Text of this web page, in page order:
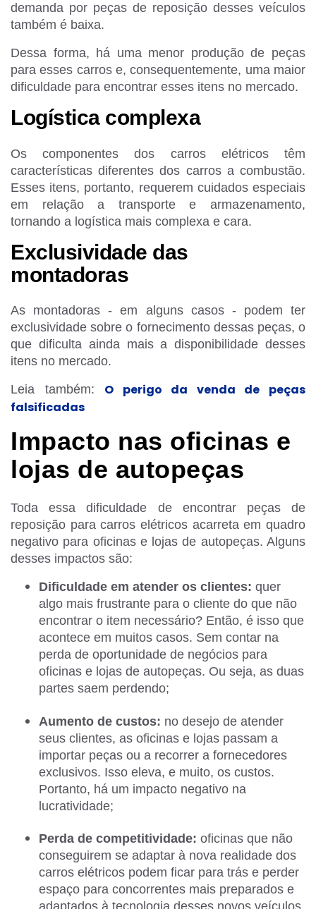
demanda por peças de reposição desses veículos
também é baixa.
Dessa forma, há uma menor produção de peças
para esses carros e, consequentemente, uma maior
dificuldade para encontrar esses itens no mercado.
Logística complexa
Os componentes dos carros elétricos têm
características diferentes dos carros a combustão.
Esses itens, portanto, requerem cuidados especiais
em relação a transporte e armazenamento,
tornando a logística mais complexa e cara.
Exclusividade das
montadoras
As montadoras - em alguns casos - podem ter
exclusividade sobre o fornecimento dessas peças, o
que dificulta ainda mais a disponibilidade desses
itens no mercado.
Leia também: O perigo da venda de peças
falsificadas
Impacto nas oficinas e
lojas de autopeças
Toda essa dificuldade de encontrar peças de
reposição para carros elétricos acarreta em quadro
negativo para oficinas e lojas de autopeças. Alguns
desses impactos são:
Dificuldade em atender os clientes: quer
algo mais frustrante para o cliente do que não
encontrar o item necessário? Então, é isso que
acontece em muitos casos. Sem contar na
perda de oportunidade de negócios para
oficinas e lojas de autopeças. Ou seja, as duas
partes saem perdendo;
Aumento de custos: no desejo de atender
seus clientes, as oficinas e lojas passam a
importar peças ou a recorrer a fornecedores
exclusivos. Isso eleva, e muito, os custos.
Portanto, há um impacto negativo na
lucratividade;
Perda de competitividade: oficinas que não
conseguirem se adaptar à nova realidade dos
carros elétricos podem ficar para trás e perder
espaço para concorrentes mais preparados e